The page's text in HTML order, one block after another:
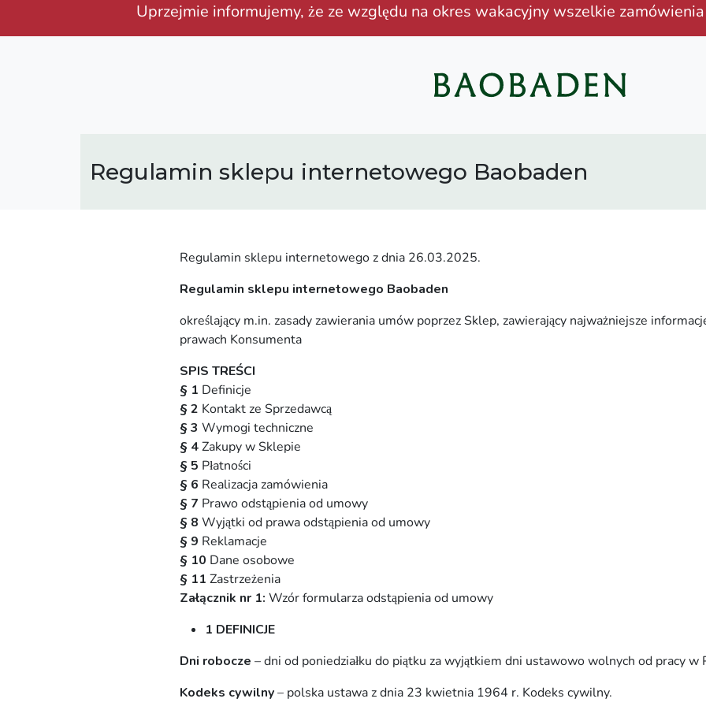
Uprzejmie informujemy, że ze względu na okres wakacyjny wszelkie
Regulamin sklepu internetowego Baobaden
Regulamin sklepu internetowego z dnia 26.03.2025.
Regulamin sklepu internetowego Baobaden
określający m.in. zasady zawierania umów poprzez Sklep, zawierający najważniejsze
prawach Konsumenta
SPIS TREŚCI
§ 1 Definicje
§ 2 Kontakt ze Sprzedawcą
§ 3 Wymogi techniczne
§ 4Zakupy w Sklepie
§ 5 Płatności
§ 6 Realizacja zamówienia
§ 7 Prawo odstąpienia od umowy
§ 8 Wyjątki od prawa odstąpienia od umowy
§ 9 Reklamacje
§ 10 Dane osobowe
§ 11 Zastrzeżenia
Załącznik nr 1: Wzór formularza odstąpienia od umowy
1 DEFINICJE
Dni robocze – dni od poniedziałku do piątku za wyjątkiem dni ustawowo wolnych od pracy w
Kodeks cywilny– polska ustawa z dnia 23 kwietnia 1964 r. Kodeks cywilny.